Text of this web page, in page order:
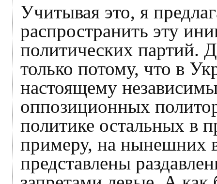
Учитывая это, я
распространить эту
политических партий.
только потому, что в
настоящему
оппозиционных
политике остальных в
примеру, на нынешних
представлены